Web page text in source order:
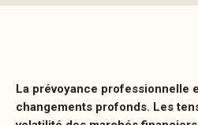
La prévoyance professionnelle
changements profonds. Les